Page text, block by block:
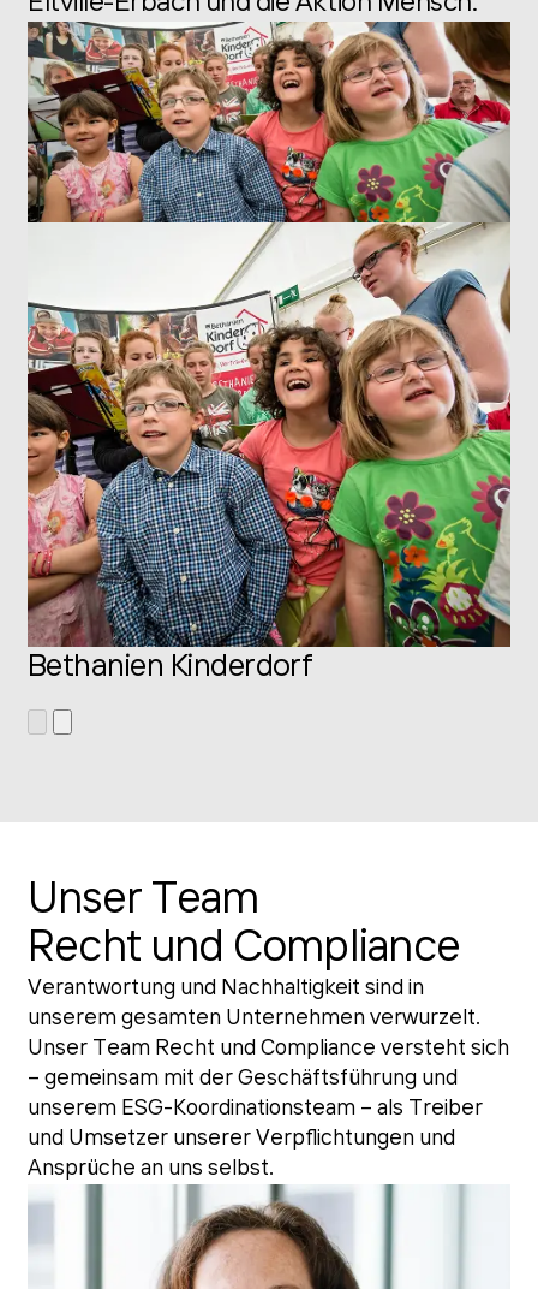
Bethanien Kinderdorf
Unser Team
Recht und Compliance
Verantwortung und Nachhaltigkeit sind in
unserem gesamten Unternehmen verwurzelt.
Unser Team Recht und Compliance versteht sich
– gemeinsam mit der Geschäftsführung und
unserem ESG-Koordinationsteam – als Treiber
und Umsetzer unserer Verpflichtungen und
Ansprüche an uns selbst.